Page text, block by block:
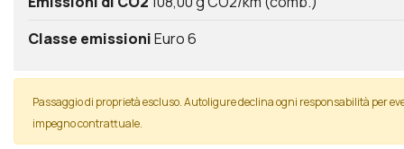
Classe emissioniEuro 6
Passaggio di proprietà escluso. Autoligure declina ogni responsabilità per
impegno contrattuale.